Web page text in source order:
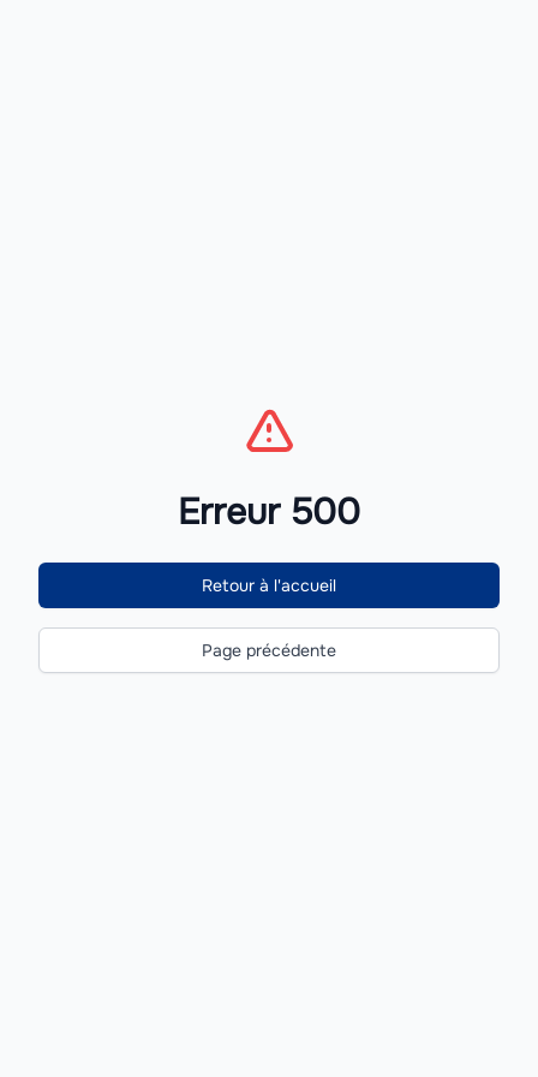
Erreur 500
Retour à l'accueil
Page précédente